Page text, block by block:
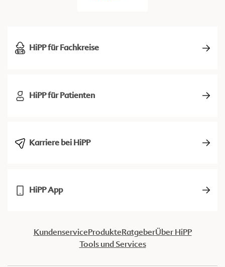
HiPP für Fachkreise
HiPP für Patienten
Karriere bei HiPP
HiPP App
KundenserviceProdukteRatgeberÜber HiPP
Tools und Services